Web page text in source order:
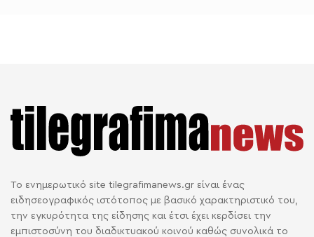
Το ενημερωτικό site tilegrafimanews.gr είναι ένας
ειδησεογραφικός ιστότοπος με βασικό χαρακτηριστικό του,
την εγκυρότητα της είδησης και έτσι έχει κερδίσει την
εμπιστοσύνη του διαδικτυακού κοινού καθώς συνολικά το